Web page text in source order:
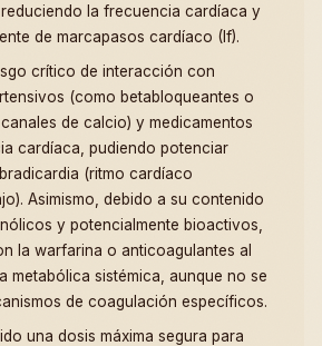
la frecuencia cardíaca y
de marcapasos cardíaco (If).
crítico de interacción con
(como betabloqueantes o
de calcio) y medicamentos
cardíaca, pudiendo potenciar
(ritmo cardíaco
Asimismo, debido a su contenido
y potencialmente bioactivos,
la warfarina o anticoagulantes al
metabólica sistémica, aunque no se
de coagulación específicos.
una dosis máxima segura para